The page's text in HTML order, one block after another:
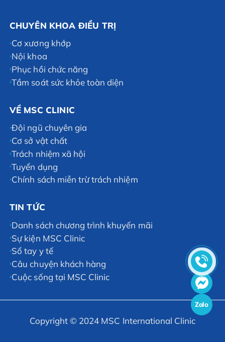
CHUYÊN KHOA ĐIỀU TRỊ
Cơ xương khớp
Nội khoa
Phục hồi chức năng
Tầm soát sức khỏe toàn diện
VỀ MSC CLINIC
Đội ngũ chuyên gia
Cơ sở vật chất
Trách nhiệm xã hội
Tuyển dụng
Chính sách miễn trừ trách nhiệm
TIN TỨC
Danh sách chương trình khuyến mãi
Sự kiện MSC Clinic
Sổ tay y tế
Câu chuyện khách hàng
Cuộc sống tại MSC Clinic
Copyright © 2024 MSC International Clinic
Zalo